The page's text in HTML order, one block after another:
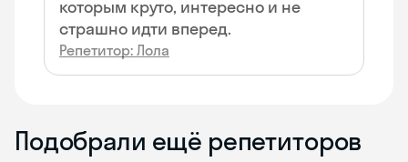
которым круто, интересно и не
страшно идти вперед.
Репетитор: Лола
Подобрали ещё репетиторов